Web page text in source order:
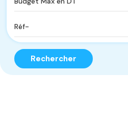
Rechercher